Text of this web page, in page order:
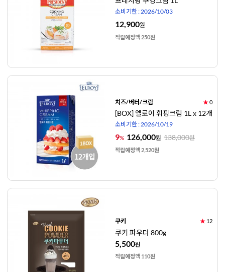
소비기한 : 2026/10/03
12,900원
적립예정액 250원
치즈/버터/크림 ★0
[BOX] 엘로이 휘핑크림 1L x 12개
소비기한 : 2026/10/19
9% 126,000원 138,000원
적립예정액 2,520원
쿠키 ★ 12
쿠키 파우더 800g
5,500원
적립예정액 110원